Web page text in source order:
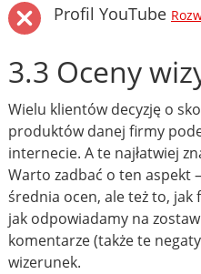
Profil YouTube
3.3 Oceny
Wielu klientów decyzję o
produktów danej firmy
internecie. A te najłatwiej
Warto zadbać o ten aspekt
średnia ocen, ale też to, jak
jak odpowiadamy na
komentarze (także te
wizerunek.